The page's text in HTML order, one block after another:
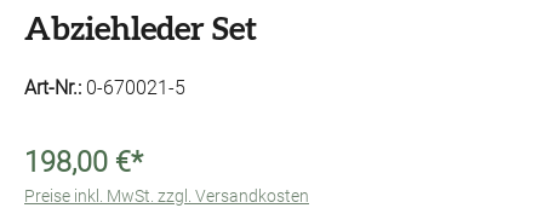
Abziehleder Set
Art-Nr.: 0-670021-5
198,00 €*
Preise inkl. MwSt. zzgl. Versandkosten